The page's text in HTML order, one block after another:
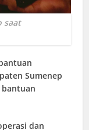
saat
Sumenep
dan